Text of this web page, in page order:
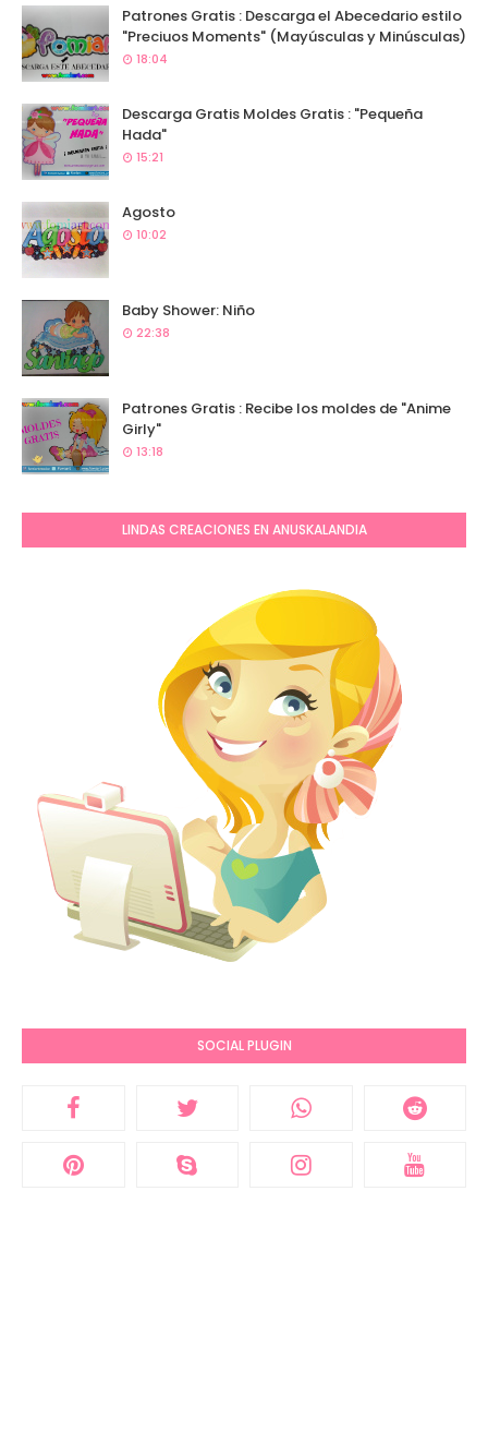
Patrones Gratis : Descarga el Abecedario estilo
"Preciuos Moments" (Mayúsculas y Minúsculas)
18:04
Descarga Gratis Moldes Gratis : "Pequeña
Hada"
15:21
Agosto
10:02
Baby Shower: Niño
22:38
Patrones Gratis : Recibe los moldes de "Anime
Girly"
13:18
LINDAS CREACIONES EN ANUSKALANDIA
SOCIAL PLUGIN